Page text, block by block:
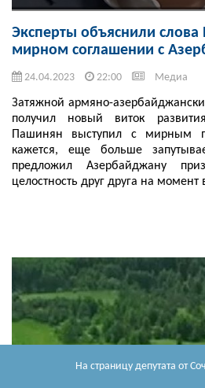
На страницу депутата от
Эксперты объяснили
мирном соглашении с
24.04.2023 22:00 Медиа
Затяжной армяно-
получил новый виток
Пашинян выступил с мирным
кажется, еще больше
предложил Азербайджану
целостность друг друга на момент